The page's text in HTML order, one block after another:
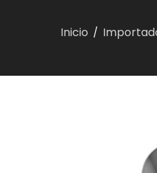
Inicio /